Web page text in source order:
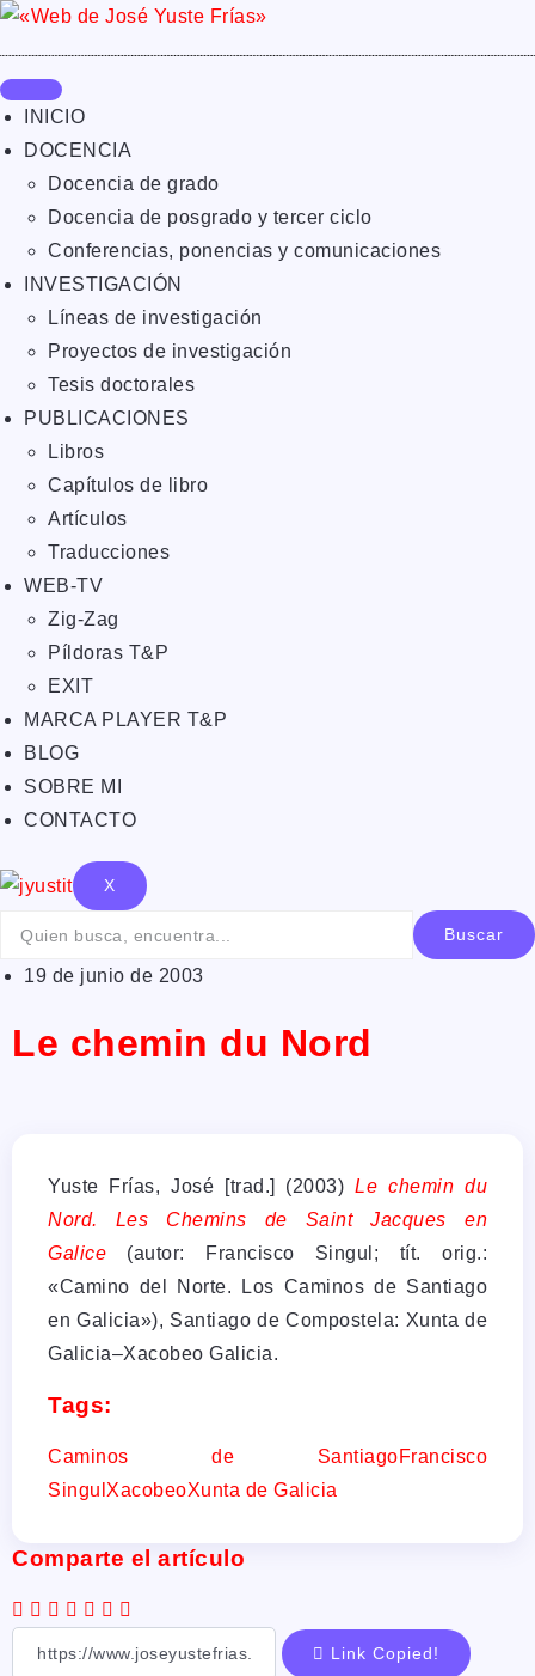
INICIO
DOCENCIA
Docencia de grado
Docencia de posgrado y tercer ciclo
Conferencias, ponencias y comunicaciones
INVESTIGACIÓN
Líneas de investigación
Proyectos de investigación
Tesis doctorales
PUBLICACIONES
Libros
Capítulos de libro
Artículos
Traducciones
WEB-TV
Zig-Zag
Píldoras T&P
EXIT
MARCA PLAYER T&P
BLOG
SOBRE MI
CONTACTO
X
Buscar
19 de junio de 2003
Le chemin du Nord
Yuste Frías, José [trad.] (2003)Le chemin du
Nord. Les Chemins de Saint Jacques en
Galice (autor: Francisco Singul; tít. orig.:
«Camino del Norte. Los Caminos de Santiago
en Galicia»), Santiago de Compostela: Xunta de
Galicia–Xacobeo Galicia.
Tags:
Caminos de SantiagoFrancisco
Singul XacobeoXunta de Galicia
Comparte el artículo
Link Copied!